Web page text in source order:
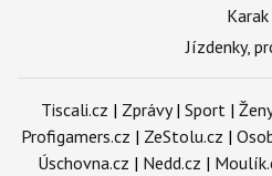
Karak
Jízdenky,
Tiscali.cz | Zprávy| Sport | Ženy
Profigamers.cz | ZeStolu.cz |
Úschovna.cz | Nedd.cz |